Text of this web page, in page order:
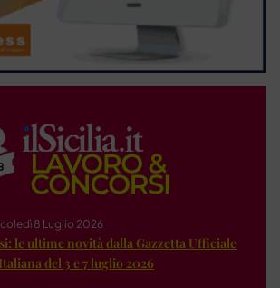
8 Luglio 2026
le ultime novità dalla Gazzetta Ufficiale
del 3 e 7 luglio 2026